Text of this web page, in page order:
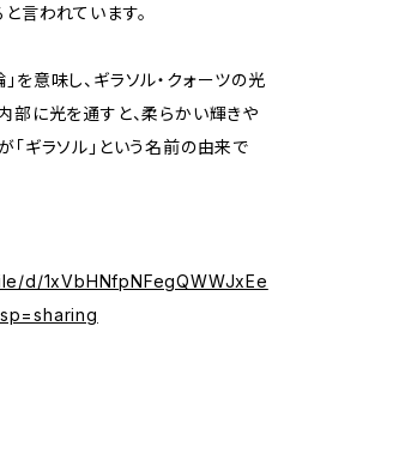
言われています。
を意味し、ギラソル・クォーツの光
部に光を通すと、柔らかい輝きや
ギラソル」という名前の由来で
d/1xVbHNfpNFegQWWJxEe